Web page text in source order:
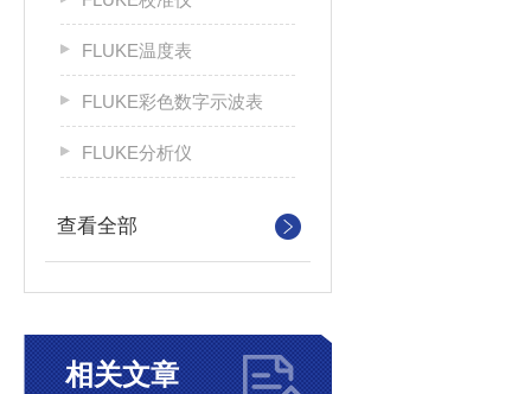
FLUKE温度表
FLUKE彩色数字示波表
FLUKE分析仪
查看全部
相关文章